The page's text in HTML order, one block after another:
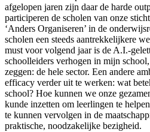
afgelopen jaren zijn daar de harde
participeren de scholen van onze
‘Anders Organiseren’ in de
scholen een steeds aantrekkelijkere
must voor volgend jaar is de A.I.-
schoolleiders verhogen in mijn
zeggen: de hele sector. Een andere
efficacy verder uit te werken: wat
school? Hoe kunnen we onze
kunde inzetten om leerlingen te
te kunnen vervolgen in de
praktische, noodzakelijke bezigheid.